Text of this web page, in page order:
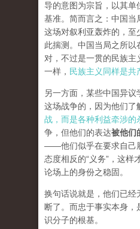
导的意图为宗旨，以其单
基准。简而言之：中国当
这场对叙利亚轰炸的，至
此揣测。中国当局之所以
对，不过是一贯的民族主
一样， 民族主义同样是共
另一方面，某些中国异
这场战争的，因为他们了
战，而是各种利益牵涉的
争，但他们的表达被他们
——他们似乎在要求自己
态度相反的“义务”，这样
论场上的身份之稳固。
换句话说就是，他们已经
断了。而忠于事实本身，
识分子的根基。